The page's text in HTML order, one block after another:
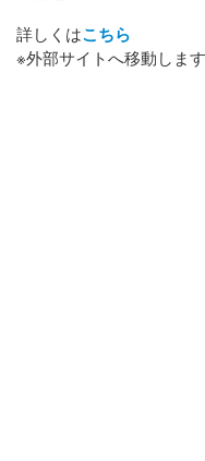
詳しくはこちら
※外部サイトへ移動します